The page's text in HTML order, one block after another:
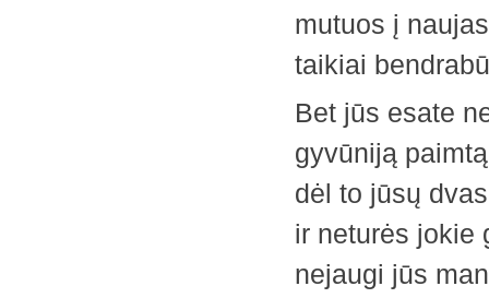
mutuos į
taikiai
Bet jūs esate
gyvūniją
dėl to jūsų
ir neturės jokie
nejaugi jūs